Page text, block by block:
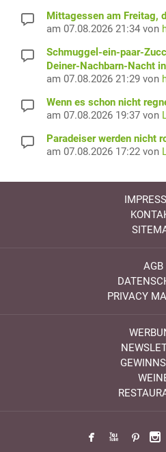
Mittagessen am Freitag,
am 07.08.2026 21:34 von
Schmuggel-ein-paar-
Deiner-Nachbarn-Nacht
am 07.08.2026 21:29 von
Wenn es schon nicht
am 07.08.2026 19:37 von
Paradeiser werden nicht
am 07.08.2026 17:22 von
AGB
PRIVACY